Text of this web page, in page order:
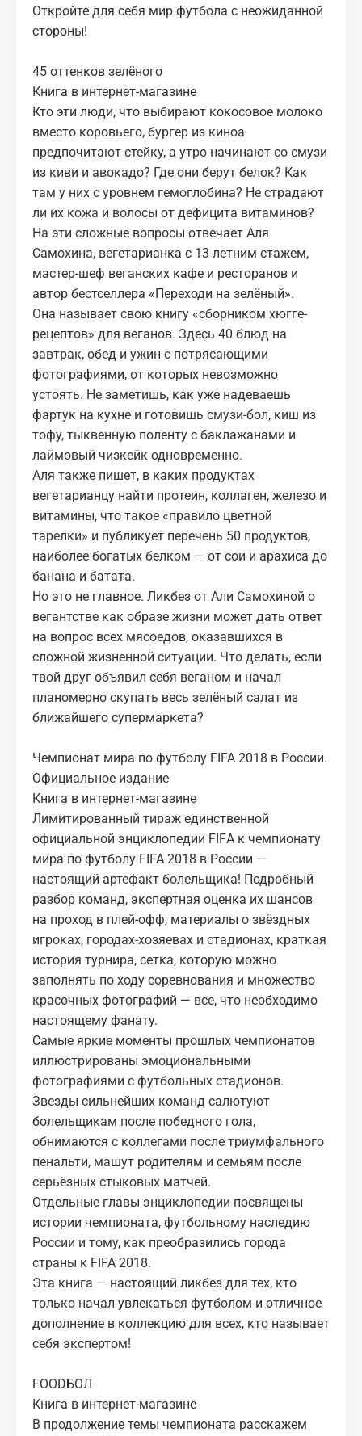
Откройте для себя мир футбола с неожиданной
стороны!
45 оттенков зелёного
Книга в интернет-магазине
Кто эти люди, что выбирают кокосовое молоко
вместо коровьего, бургер из киноа
предпочитают стейку, а утро начинают со смузи
из киви и авокадо? Где они берут белок? Как
там у них с уровнем гемоглобина? Не страдают
ли их кожа и волосы от дефицита витаминов?
На эти сложные вопросы отвечает Аля
Самохина, вегетарианка с 13-летним стажем,
мастер-шеф веганских кафе и ресторанов и
автор бестселлера «Переходи на зелёный». ⠀
Она называет свою книгу «сборником хюгге-
рецептов» для веганов. Здесь 40 блюд на
завтрак, обед и ужин с потрясающими
фотографиями, от которых невозможно
устоять. Не заметишь, как уже надеваешь
фартук на кухне и готовишь смузи-бол, киш из
тофу, тыквенную поленту с баклажанами и
лаймовый чизкейк одновременно.
Аля также пишет, в каких продуктах
вегетарианцу найти протеин, коллаген, железо и
витамины, что такое «правило цветной
тарелки» и публикует перечень 50 продуктов,
наиболее богатых белком — от сои и арахиса до
банана и батата.
Но это не главное. Ликбез от Али Самохиной о
вегантстве как образе жизни может дать ответ
на вопрос всех мясоедов, оказавшихся в
сложной жизненной ситуации. Что делать, если
твой друг объявил себя веганом и начал
планомерно скупать весь зелёный салат из
ближайшего супермаркета?
Чемпионат мира по футболу FIFA 2018 в России.
Официальное издание
Книга в интернет-магазине
Лимитированный тираж единственной
официальной энциклопедии FIFА к чемпионату
мира по футболу FIFA 2018 в России —
настоящий артефакт болельщика! Подробный
разбор команд, экспертная оценка их шансов
на проход в плей-офф, материалы о звёздных
игроках, городах-хозяевах и стадионах, краткая
история турнира, сетка, которую можно
заполнять по ходу соревнования и множество
красочных фотографий — все, что необходимо
настоящему фанату.
Самые яркие моменты прошлых чемпионатов
иллюстрированы эмоциональными
фотографиями с футбольных стадионов.
Звезды сильнейших команд салютуют
болельщикам после победного гола,
обнимаются с коллегами после триумфального
пенальти, машут родителям и семьям после
серьёзных стыковых матчей.
Отдельные главы энциклопедии посвящены
истории чемпионата, футбольному наследию
России и тому, как преобразились города
страны к FIFA 2018.
Эта книга — настоящий ликбез для тех, кто
только начал увлекаться футболом и отличное
дополнение в коллекцию для всех, кто называет
себя экспертом!
FOODБОЛ
Книга в интернет-магазине
В продолжение темы чемпионата расскажем